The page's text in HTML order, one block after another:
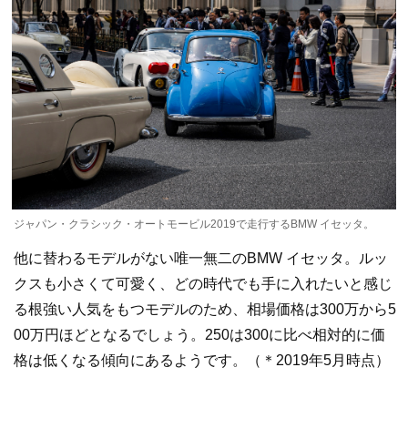
ジャパン・クラシック・オートモービル2019で走行するBMW イセッタ。
他に替わるモデルがない唯一無二のBMW イセッタ。ルッ
クスも小さくて可愛く、どの時代でも手に入れたいと感じ
る根強い人気をもつモデルのため、相場価格は300万から5
00万円ほどとなるでしょう。250は300に比べ相対的に価
格は低くなる傾向にあるようです。（＊2019年5月時点）